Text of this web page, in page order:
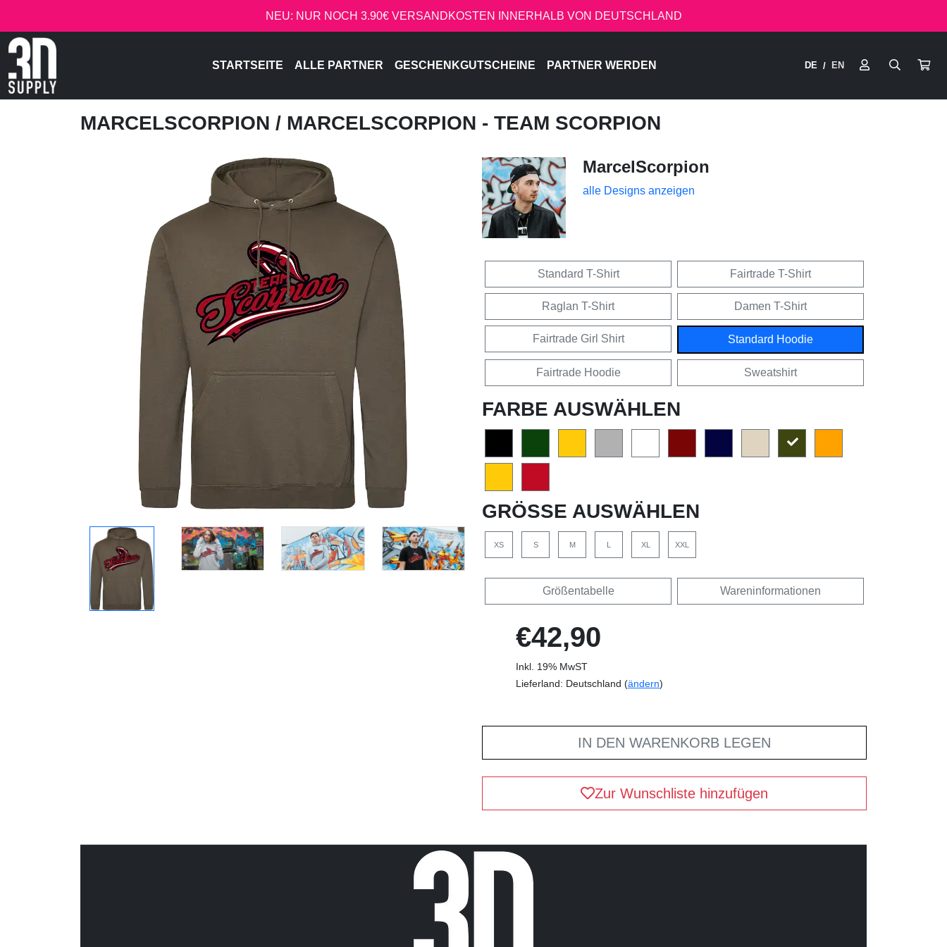
NEU: NUR NOCH 3.90€ VERSANDKOSTEN INNERHALB VON DEUTSCHLAND
STARTSEITE ALLE PARTNER GESCHENKGUTSCHEINE PARTNER WERDEN DE / EN
MARCELSCORPION / MARCELSCORPION - TEAM SCORPION
MarcelScorpion
alle Designs anzeigen
Standard T-Shirt Fairtrade T-Shirt
Raglan T-Shirt Damen T-Shirt
Fairtrade Girl Shirt Standard Hoodie
Fairtrade Hoodie Sweatshirt
FARBE AUSWÄHLEN
GRÖSSE AUSWÄHLEN
XS S M XL XXL
Größentabelle Wareninformationen
€42,90
Inkl. 19% MwST
Lieferland: Deutschland (ändern)
IN DEN WARENKORB LEGEN
Zur Wunschliste hinzufügen